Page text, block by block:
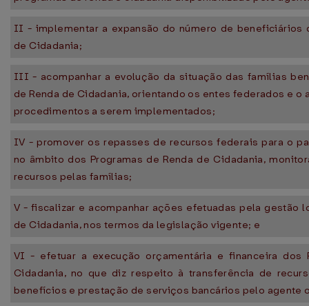
II - implementar a expansão do número de beneficiários
de Cidadania;
III - acompanhar a evolução da situação das famílias
de Renda de Cidadania, orientando os entes federados e o
procedimentos a serem implementados;
IV - promover os repasses de recursos federais para o
no âmbito dos Programas de Renda de Cidadania,
recursos pelas famílias;
V - fiscalizar e acompanhar ações efetuadas pela gestão
de Cidadania, nos termos da legislação vigente; e
VI - efetuar a execução orçamentária e financeira dos
Cidadania, no que diz respeito à transferência de
benefícios e prestação de serviços bancários pelo agente